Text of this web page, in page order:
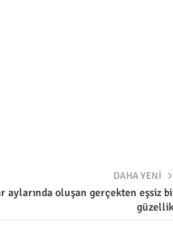
DAHA YENI
aylarında oluşan gerçekten eşsiz